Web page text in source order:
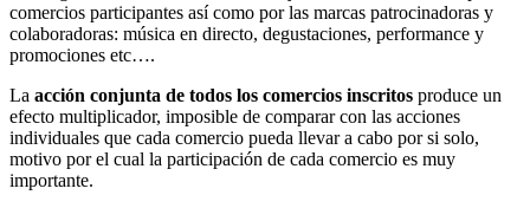
comercios participantes así como por las marcas patrocinadoras y
colaboradoras: música en directo, degustaciones, performance y
promociones etc….
La acción conjunta de todos los comercios inscritos produce un
efecto multiplicador, imposible de comparar con las acciones
individuales que cada comercio pueda llevar a cabo por si solo,
motivo por el cual la participación de cada comercio es muy
importante.